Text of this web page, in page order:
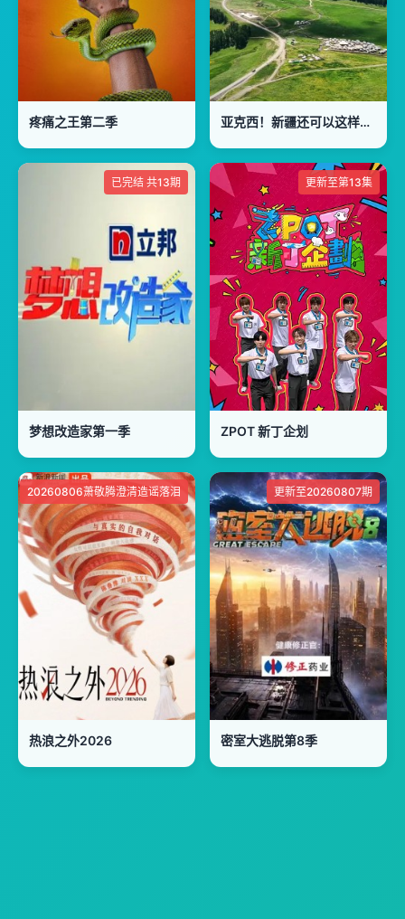
疼痛之王第二季 亚克西！新疆还可以这样玩！
已完结 共13期
梦想改造家第一季
更新至第13集
ZPOT 新丁企划
20260806萧敬腾澄清造谣落泪
热浪之外2026
更新至20260807期
密室大逃脱第8季